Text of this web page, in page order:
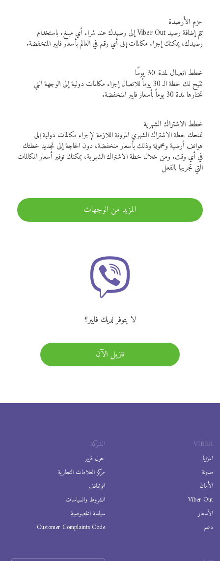
حزم الأرصدة
تتم إضافة رصيد Viber Out إلى رصيدك عند شراء أي مبلغ. باستخدام
رصيدك، يمكنك إجراء مكالمات إلى أي رقم في العالم بأسعار فايبر المنخفضة.
خطط اتصال لمدة 30 يومًا
تتيح لك خطة الـ 30 يوماً للاتصال إجراء مكالمات دولية إلى الوجهة التي
تختارها لمدة 30 يوماً بأسعار فايبر المنخفضة.
خطط الاشتراك الشهرية
تمنحك خطة الاشتراك الشهري المرونة اللازمة لإجراء مكالمات دولية إلى
هواتف أرضية ومحمولة وذلك بأسعار منخفضة، دون الحاجة إلى تجديد خطتك
في أي وقت. ومن خلال خطة الاشتراك الشهرية، يمكنك توفير أسعار المكالمات
التي تجريها بالفعل
المزيد من الوجهات
لا يتوفر لديك فايبر؟
تنزيل الآن
VIBER
المزايا
مدونة
الأمان
Viber Out
الأسعار
دعم
الشركة
حول فايبر
مركز العلامات التجارية
الوظائف
الشروط والسياسات
سياسة الخصوصية
Customer Complaints Code